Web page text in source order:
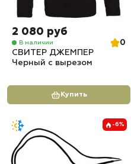
2 080 руб
В наличии
0
СВИТЕР ДЖЕМПЕР
Черный с вырезом
Купить
-6%